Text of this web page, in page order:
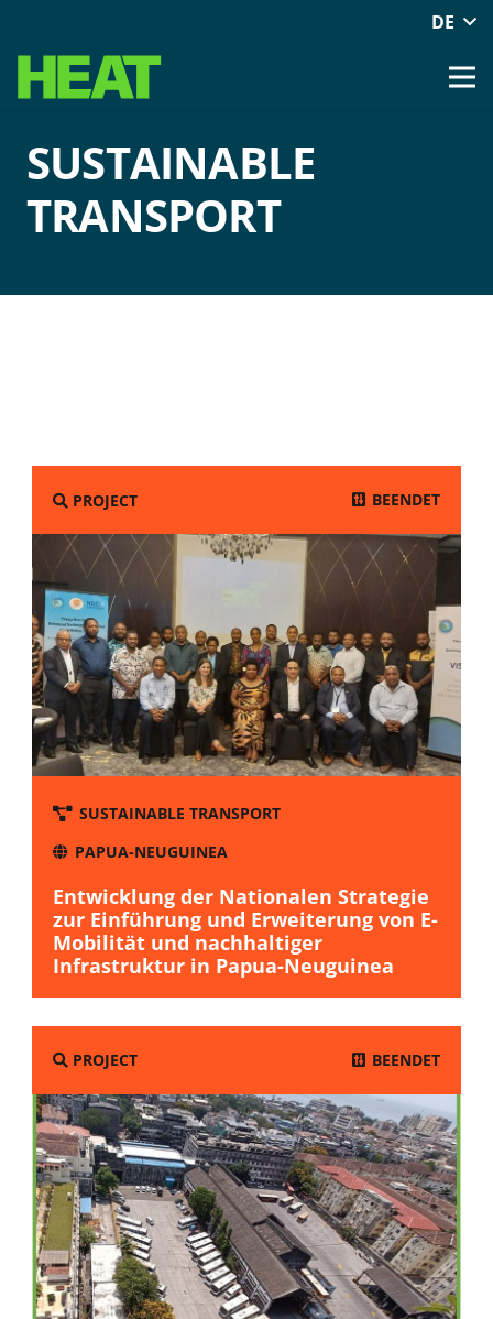
DE
SUSTAINABLE
TRANSPORT
PROJECT BEENDET
SUSTAINABLE TRANSPORT
PAPUA-NEUGUINEA
Entwicklung der Nationalen Strategie
zur Einführung und Erweiterung von E-
Mobilität und nachhaltiger
Infrastruktur in Papua-Neuguinea
PROJECT BEENDET